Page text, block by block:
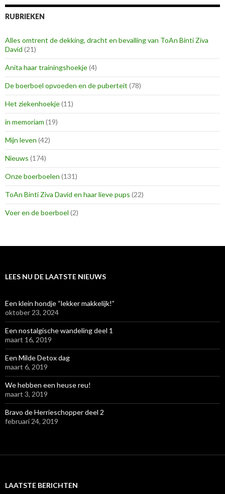
RUBRIEKEN
Alles omtrent de dekking, dracht en bevalling van ToAn Binti Ziva
David (21)
Anita haar trainingshoekje(4)
De boerboel opvoeden en de puberteit (78)
Het ziekenhoekje(11)
in memoriam (19)
Mijn leven (42)
Nieuws (174)
Onze boerboelen (131)
ToAn Binti Ziva David en haar lieve pups (22)
Voer en de boerboel (2)
LEES NU DE LAATSTE NIEUWS
Een klein hondje “lekker makkelijk!”
oktober 23, 2024
Een nostalgische wandeling deel 1
maart 16, 2019
Een Milde Detox dag
maart 6, 2019
We hebben een heuse reu!
maart 3, 2019
Bravo de Herrieschopper deel 2
februari 24, 2019
LAATSTE BERICHTEN